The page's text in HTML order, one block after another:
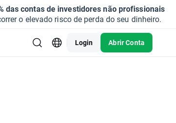
das contas de investidores não profissionais
o elevado risco de perda do seu dinheiro.
Login Abrir Conta